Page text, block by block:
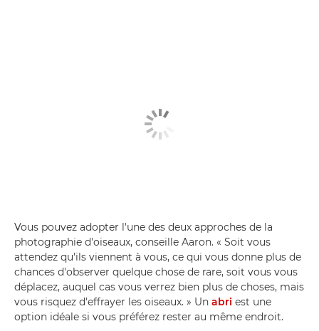
Vous pouvez adopter l'une des deux approches de la
photographie d'oiseaux, conseille Aaron. « Soit vous
attendez qu'ils viennent à vous, ce qui vous donne plus de
chances d'observer quelque chose de rare, soit vous vous
déplacez, auquel cas vous verrez bien plus de choses, mais
vous risquez d'effrayer les oiseaux. » Un abri est une
option idéale si vous préférez rester au même endroit.